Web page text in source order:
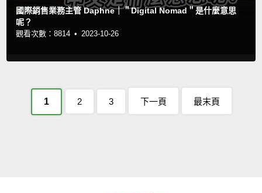
國際銷售業務主管 Daphne｜＂Digital Nomad＂是什麼意思
呢？
觀看次數：8814 • 2023-10-26
1 2 3 下一頁 最末頁